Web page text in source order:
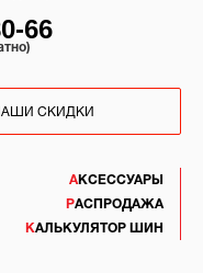
АКСЕССУАРЫ
РАСПРОДАЖА
КАЛЬКУЛЯТОР ШИН
66
СКИДКИ